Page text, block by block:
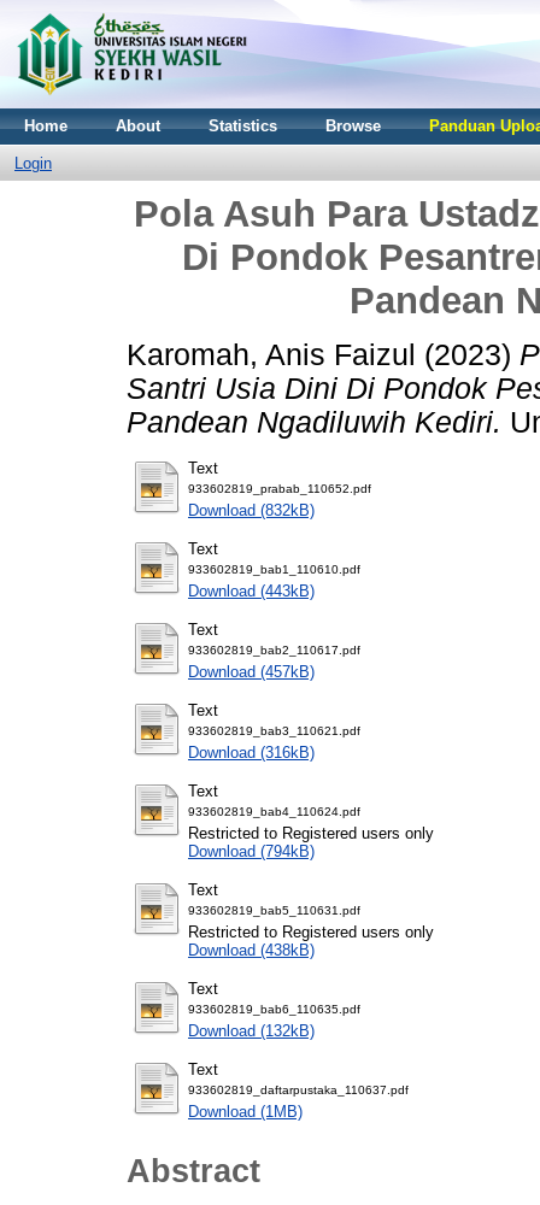
Home About Statistics Browse Panduan
Login
Pola Asuh Para
Di Pondok
Pandean
Karomah, Anis Faizul (2023)
Santri Usia Dini Di Pondok
Pandean Ngadiluwih Kediri.
Text
933602819_prabab_110652.pdf
Download (832kB)
Text
933602819_bab1_110610.pdf
Download (443kB)
Text
933602819_bab2_110617.pdf
Download (457kB)
Text
933602819_bab3_110621.pdf
Download (316kB)
Text
933602819_bab4_110624.pdf
Restricted to Registered users only
Download (794kB)
Text
933602819_bab5_110631.pdf
Restricted to Registered users only
Download (438kB)
Text
933602819_bab6_110635.pdf
Download (132kB)
Text
933602819_daftarpustaka_110637.pdf
Download (1MB)
Abstract